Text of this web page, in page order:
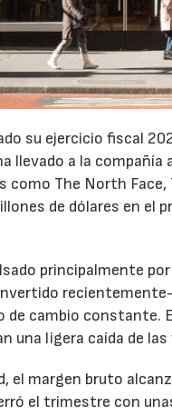
su ejercicio fiscal
llevado a la
como The North
de dólares en el
principalmente
cambio constante.
una ligera caída de
el margen bruto
el trimestre con